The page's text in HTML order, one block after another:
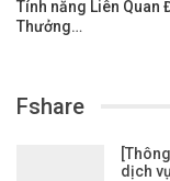
Tính năng Liên Quan
Thưởng…
Fshare
dịch